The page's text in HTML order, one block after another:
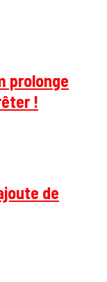
prolonge
!
de